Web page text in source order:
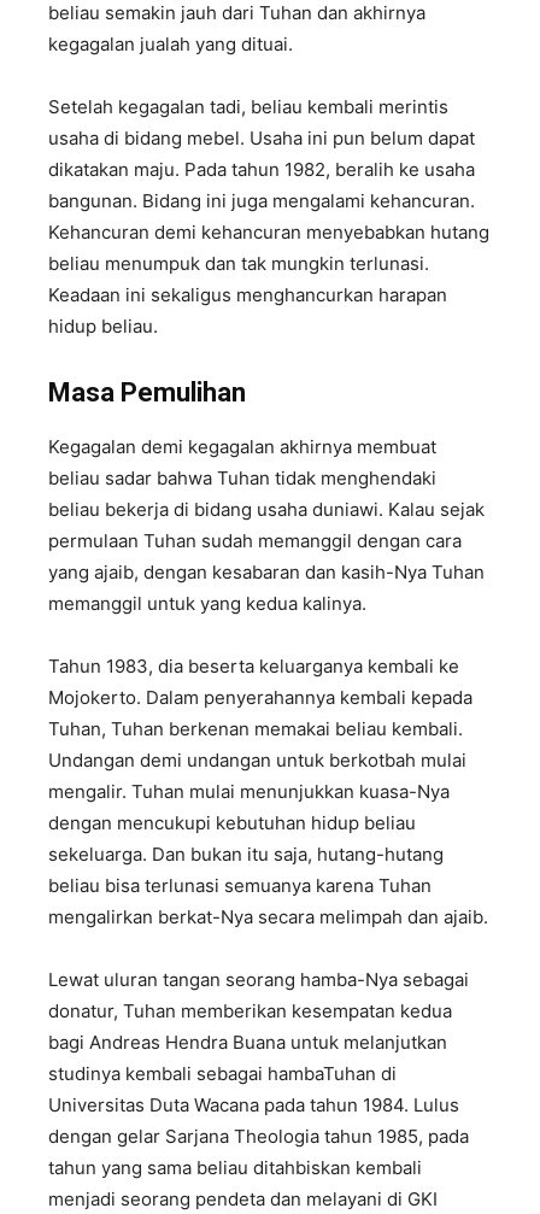
beliau semakin jauh dari Tuhan dan akhirnya
kegagalan jualah yang dituai.
Setelah kegagalan tadi, beliau kembali merintis
usaha di bidang mebel. Usaha ini pun belum dapat
dikatakan maju. Pada tahun 1982, beralih ke usaha
bangunan. Bidang ini juga mengalami kehancuran.
Kehancuran demi kehancuran menyebabkan hutang
beliau menumpuk dan tak mungkin terlunasi.
Keadaan ini sekaligus menghancurkan harapan
hidup beliau.
Masa Pemulihan
Kegagalan demi kegagalan akhirnya membuat
beliau sadar bahwa Tuhan tidak menghendaki
beliau bekerja di bidang usaha duniawi. Kalau sejak
permulaan Tuhan sudah memanggil dengan cara
yang ajaib, dengan kesabaran dan kasih-Nya Tuhan
memanggil untuk yang kedua kalinya.
Tahun 1983, dia beserta keluarganya kembali ke
Mojokerto. Dalam penyerahannya kembali kepada
Tuhan, Tuhan berkenan memakai beliau kembali.
Undangan demi undangan untuk berkotbah mulai
mengalir. Tuhan mulai menunjukkan kuasa-Nya
dengan mencukupi kebutuhan hidup beliau
sekeluarga. Dan bukan itu saja, hutang-hutang
beliau bisa terlunasi semuanya karena Tuhan
mengalirkan berkat-Nya secara melimpah dan ajaib.
Lewat uluran tangan seorang hamba-Nya sebagai
donatur, Tuhan memberikan kesempatan kedua
bagi Andreas Hendra Buana untuk melanjutkan
studinya kembali sebagai hambaTuhan di
Universitas Duta Wacana pada tahun 1984. Lulus
dengan gelar Sarjana Theologia tahun 1985, pada
tahun yang sama beliau ditahbiskan kembali
menjadi seorang pendeta dan melayani di GKI